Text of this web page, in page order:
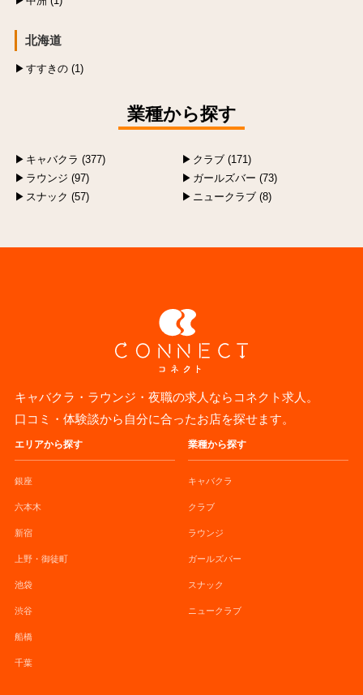
北海道
すすきの (1)
業種から探す
キャバクラ (377)
クラブ (171)
ラウンジ (97)
ガールズバー (73)
スナック (57)
ニュークラブ (8)
キャバクラ・ラウンジ・夜職の求人ならコネクト求人。
口コミ・体験談から自分に合ったお店を探せます。
エリアから探す
銀座
六本木
新宿
上野・御徒町
池袋
渋谷
船橋
千葉
業種から探す
キャバクラ
クラブ
ラウンジ
ガールズバー
スナック
ニュークラブ